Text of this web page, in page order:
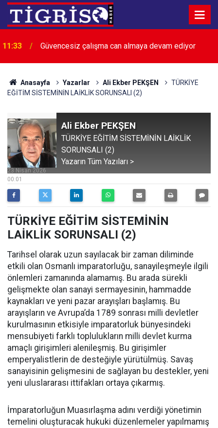
11:33 Güvencesiz çalışma can almaya devam ediyor
Anasayfa Yazarlar Ali Ekber PEKŞEN
TÜRKİYE
EĞİTİM SİSTEMİNİN LAİKLİK SORUNSALI (2)
Ali Ekber PEKŞEN
TÜRKİYE EĞİTİM SİSTEMİNİN LAİKLİK
SORUNSALI (2)
Yazarın Tüm Yazıları >
00:01
23 Nisan 2026
TÜRKİYE EĞİTİM SİSTEMİNİN
LAİKLİK SORUNSALI (2)
Tarihsel olarak uzun sayılacak bir zaman diliminde
etkili olan Osmanlı imparatorluğu, sanayileşmeyle ilgili
önlemleri zamanında alamamış. Bu arada sürekli
gelişmekte olan sanayi sermayesinin, hammadde
kaynakları ve yeni pazar arayışları başlamış. Bu
arayışların ve Avrupa’da 1789 sonrası milli devletler
kurulmasının etkisiyle imparatorluk bünyesindeki
mensubiyeti farklı toplulukların milli devlet kurma
amaçlı girişimleri alenileşmiş. Bu girişimler
emperyalistlerin de desteğiyle yürütülmüş. Savaş
sanayisinin gelişmesini de sağlayan bu destekler, yeni
yeni uluslararası ittifakları ortaya çıkarmış.
İmparatorluğun Muasırlaşma adını verdiği yönetimin
temelini oluşturacak hukuki düzenlemeler yapılmamış